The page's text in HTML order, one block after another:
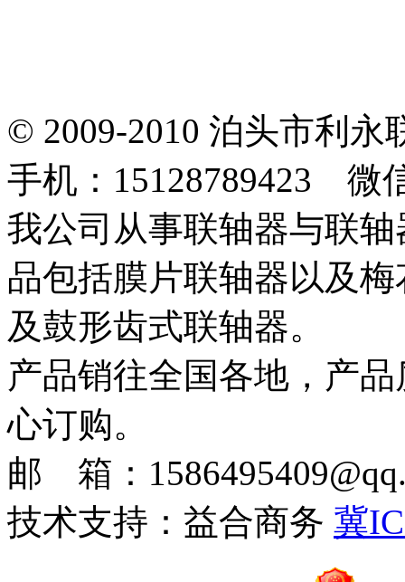
© 2009-2010 泊头市利
手机：15128789423 微
我公司从事联轴器与联
品包括膜片联轴器以及
及鼓形齿式联轴器。
产品销往全国各地，产
心订购。
邮 箱：
技术支持：益合商务 冀